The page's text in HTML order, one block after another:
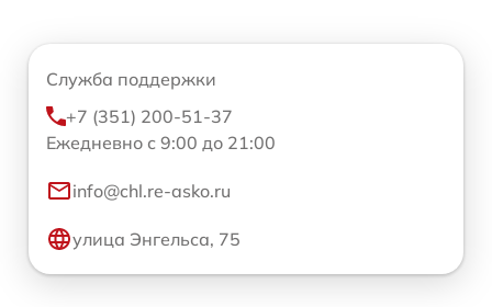
Служба поддержки
+7 (351) 200-51-37
Ежедневно с 9:00 до 21:00
info@chl.re-asko.ru
улица Энгельса, 75